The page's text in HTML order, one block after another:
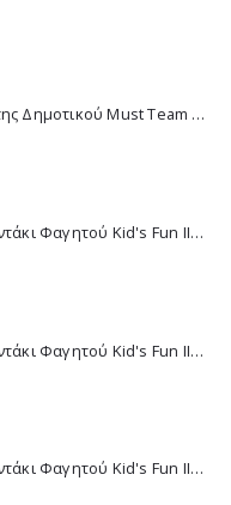
Σχολική Τσάντα Πλάτης Δημοτικού Must Team K-Pop - Μωβ 000587781 2026
Polo Ισοθερμικό Τσαντάκι Φαγητού Kid's Fun II - Πολύχρωμο 971003-8419 2026
Polo Ισοθερμικό Τσαντάκι Φαγητού Kid's Fun II - Πολύχρωμο 971003-8426 2026
Polo Ισοθερμικό Τσαντάκι Φαγητού Kid's Fun II - Μωβ 971003-8420 2026